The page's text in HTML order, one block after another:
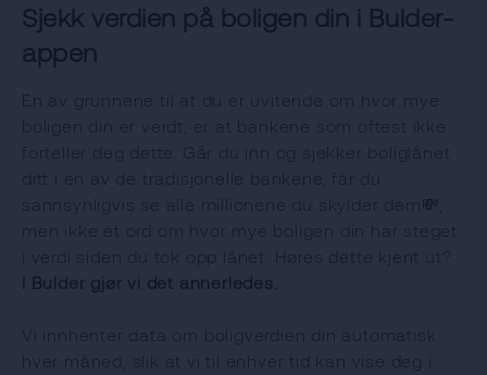
Sjekk verdien på boligen din i Bulder-
appen
En av grunnene til at du er uvitende om hvor mye
boligen din er verdt, er at bankene som oftest ikke
forteller deg dette. Går du inn og sjekker boliglånet
ditt i en av de tradisjonelle bankene, får du
sannsynligvis se alle millionene du skylder dem💸,
men ikke et ord om hvor mye boligen din har steget
i verdi siden du tok opp lånet. Høres dette kjent ut?
I Bulder gjør vi det annerledes.
Vi innhenter data om boligverdien din automatisk
hver måned, slik at vi til enhver tid kan vise deg i